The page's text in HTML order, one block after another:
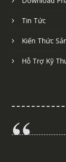
Tin Tức
Kiến Thức
Hỗ Trợ Kỹ